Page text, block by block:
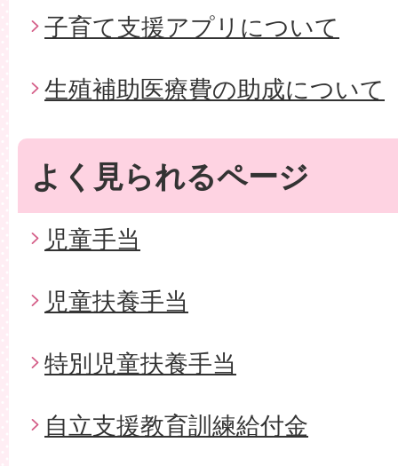
子育て支援アプリについて
生殖補助医療費の助成について
よく見られるページ
児童手当
児童扶養手当
特別児童扶養手当
自立支援教育訓練給付金